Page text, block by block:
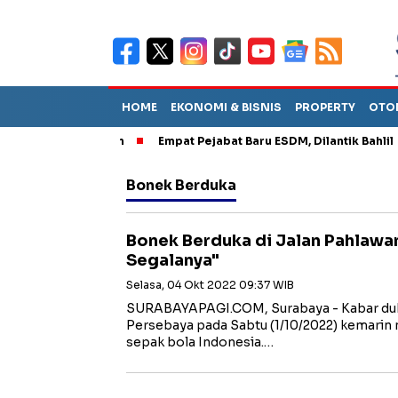
HOME EKONOMI & BISNIS PROPERTY
Empat Pejabat Baru ESDM, Dilantik Bahlil
Bonek Berduka
Bonek Berduka di Jalan
Segalanya"
Selasa, 04 Okt 2022 09:37 WIB
SURABAYAPAGI.COM, Surabaya - Kabar
Persebaya pada Sabtu (1/10/2022)
sepak bola Indonesia.…